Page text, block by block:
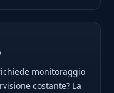
monitoraggio
costante? La